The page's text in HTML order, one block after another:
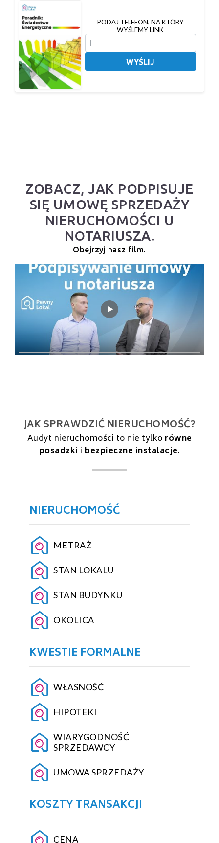
PODAJ TELEFON, NA KTÓRY
WYŚLEMY LINK
WYŚLIJ
ZOBACZ, JAK PODPISUJE
SIĘ UMOWĘ SPRZEDAŻY
NIERUCHOMOŚCI U
NOTARIUSZA.
Obejrzyj nasz film.
JAK SPRAWDZIĆ NIERUCHOMOŚĆ?
Audyt nieruchomości to nie tylko równe
posadzki i bezpieczne instalacje.
NIERUCHOMOŚĆ
METRAŻ
STAN LOKALU
STAN BUDYNKU
OKOLICA
KWESTIE FORMALNE
WŁASNOŚĆ
HIPOTEKI
WIARYGODNOŚĆ
SPRZEDAWCY
UMOWA SPRZEDAŻY
KOSZTY TRANSAKCJI
CENA